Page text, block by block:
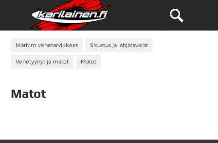
Maritim venetarvikkeet Sisustus ja lahjatavarat
Venetyynyt ja matot Matot
Matot